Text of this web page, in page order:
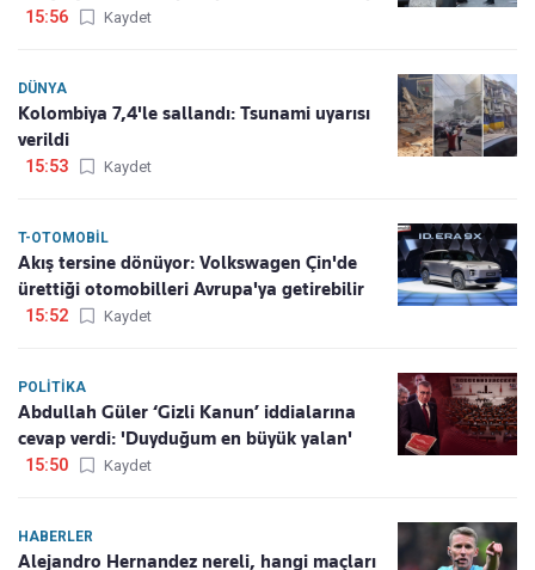
15:56 Kaydet
DÜNYA
Kolombiya 7,4'le sallandı: Tsunami uyarısı
verildi
15:53 Kaydet
T-OTOMOBIL
Akış tersine dönüyor: Volkswagen Çin'de
ürettiği otomobilleri Avrupa'ya getirebilir
15:52 Kaydet
POLITIKA
Abdullah Güler ‘Gizli Kanun’ iddialarına
cevap verdi: 'Duyduğum en büyük yalan'
15:50 Kaydet
HABERLER
Alejandro Hernandez nereli, hangi maçları